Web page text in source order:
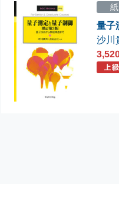
紙
量子
沙川